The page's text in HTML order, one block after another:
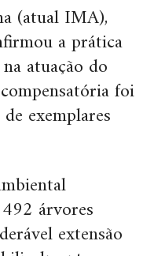
(atual IMA),
a prática
atuação do
foi
exemplares
árvores
extensão